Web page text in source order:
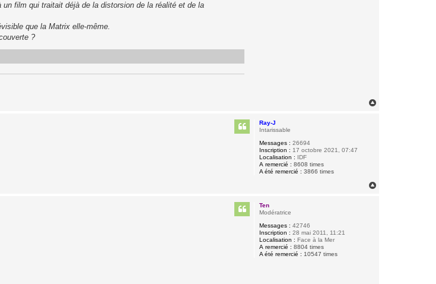
film qui traitait déjà de la distorsion de la réalité et de la
que la Matrix elle-même.
?
Ray-J
Intarissable
Messages : 26694
Inscription : 17 octobre 2021, 07:47
Localisation : IDF
A remercié : 8608 times
A été remercié : 3866 times
Ten
Modératrice
Messages : 42746
Inscription : 28 mai 2011, 11:21
Localisation : Face à la Mer
A remercié : 8804 times
A été remercié : 10547 times